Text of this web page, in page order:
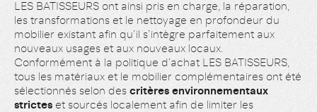
LES BATISSEURS ont ainsi pris en charge, la réparation,
les transformations et le nettoyage en profondeur du
mobilier existant afin qu’il s’intègre parfaitement aux
nouveaux usages et aux nouveaux locaux.
Conformément à la politique d’achat LES BATISSEURS,
tous les matériaux et le mobilier complémentaires ont été
sélectionnés selon des critères environnementaux
strictes et sourcés localement afin de limiter les